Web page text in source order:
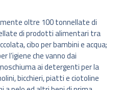
oltre 100 tonnellate di
di prodotti alimentari tra
cibo per bambini e acqua;
l’igiene che vanno dai
ai detergenti per la
bicchieri, piatti e ciotoline